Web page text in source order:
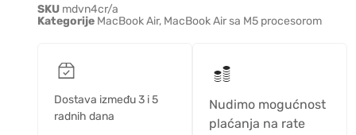
SKU mdvn4cr/a
Kategorije MacBook Air, MacBook Air sa M5 procesorom
Dostava između 3 i 5
radnih dana
Nudimo mogućnost
plaćanja na rate